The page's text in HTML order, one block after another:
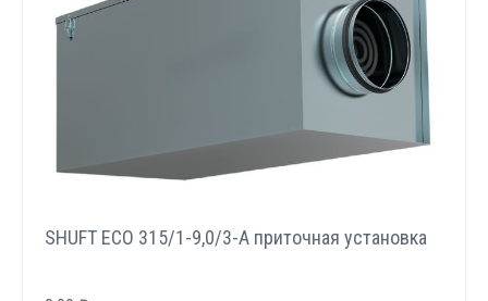
SHUFT ECO 315/1-9,0/3-A приточная установка